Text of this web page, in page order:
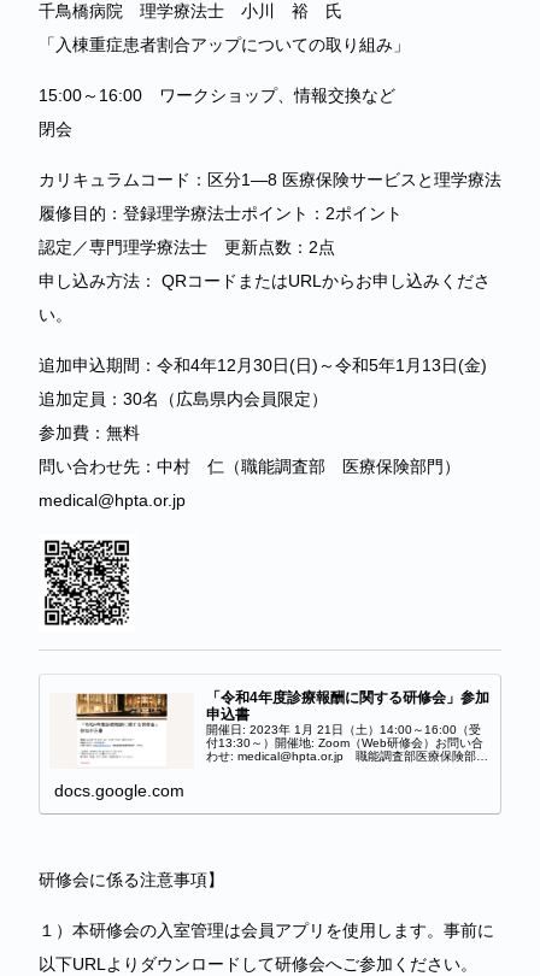
千鳥橋病院 理学療法士 小川 裕 氏
「入棟重症患者割合アップについての取り組み」
15:00～16:00 ワークショップ、情報交換など
閉会
カリキュラムコード：区分1―8 医療保険サービスと理学療法
履修目的：登録理学療法士ポイント：2ポイント
認定／専門理学療法士 更新点数：2点
申し込み方法： QRコードまたはURLからお申し込みくださ
い。
追加申込期間：令和4年12月30日(日)～令和5年1月13日(金)
追加定員：30名（広島県内会員限定）
参加費：無料
問い合わせ先：中村 仁（職能調査部 医療保険部門）
medical@hpta.or.jp
「令和4年度診療報酬に関する研修会」参加
申込書
開催日: 2023年 1月 21日（土）14:00～16:00（受
付13:30～）開催地: Zoom（Web研修会）お問い合
わせ: medical@hpta.or.jp 職能調査部医療保険部
docs.google.com
研修会に係る注意事項】
１）本研修会の入室管理は会員アプリを使用します。事前に
以下URLよりダウンロードして研修会へご参加ください。